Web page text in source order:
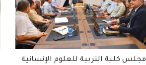
مجلس كلية التربية للعلوم الإنسانية